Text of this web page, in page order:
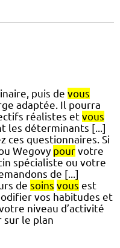
puis de vous
adaptée. Il pourra
réalistes et vous
les déterminants [...]
ces questionnaires. Si
Wegovy pour votre
spécialiste ou votre
de [...]
de soins vous est
vos habitudes et
niveau d’activité
sur le plan